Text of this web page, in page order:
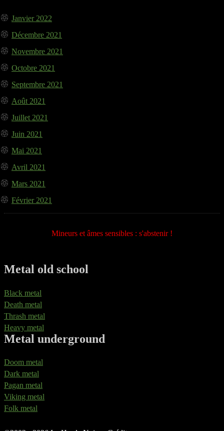
Janvier 2022
Décembre 2021
Novembre 2021
Octobre 2021
Septembre 2021
Août 2021
Juillet 2021
Juin 2021
Mai 2021
Avril 2021
Mars 2021
Février 2021
Mineurs et âmes sensibles : s'abstenir !
Metal old school
Black metal
Death metal
Thrash metal
Heavy metal
Metal underground
Doom metal
Dark metal
Pagan metal
Viking metal
Folk metal